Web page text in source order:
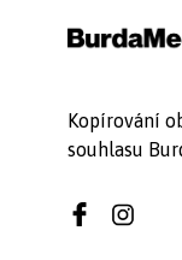
Kopírování
souhlasu